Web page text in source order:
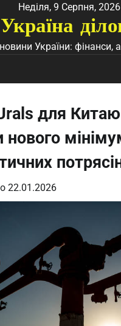
Неділя, 9 Серпня, 2026
Україна
України: фінанси,
для
нового
22.01.2026